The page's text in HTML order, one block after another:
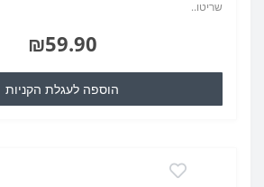
שריטו..
₪59.90
הוספה לעגלת הקניות